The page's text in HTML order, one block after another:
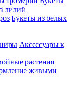
лилий
Букеты из белых
Аксессуары к
растения
живыми